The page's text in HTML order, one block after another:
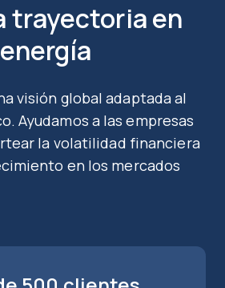
trayectoria en
energía
visión global adaptada al
Ayudamos a las empresas
la volatilidad financiera
en los mercados